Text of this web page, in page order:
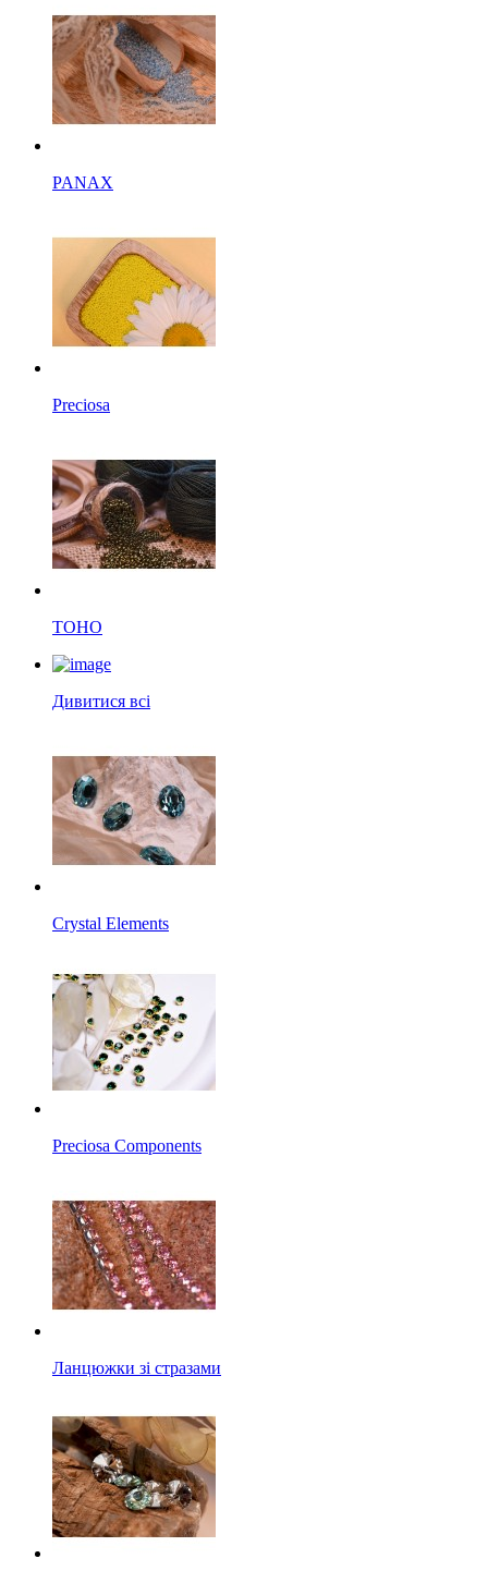
PANAX
Preciosa
TOHO
Дивитися всі
Crystal Elements
Preciosa Components
Ланцюжки зі стразами